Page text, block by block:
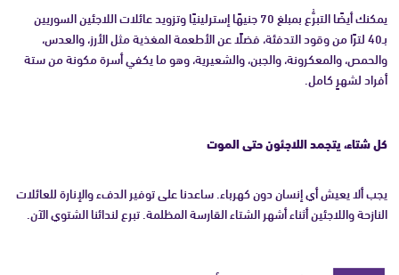
يمكنك أيضًا التبرُّع بمبلغ 70 جنيهًا إسترلينيًا وتزويد عائلات اللاجئين السوريين
بـ40 لترًا من وقود التدفئة، فضلًا عن الأطعمة المغذية مثل الأرز، والعدس،
والحمص، والمعكرونة، والجبن، والشعيرية، وهو ما يكفي أسرة مكونة من ستة
أفراد لشهرٍ كامل.
كل شتاء، يتجمد اللاجئون حتى الموت
يجب ألا يعيش أي إنسان دون كهرباء. ساعدنا على توفير الدفء والإنارة للعائلات
النازحة واللاجئين أثناء أشهر الشتاء القارسة المظلمة. تبرع لندائنا الشتوي الآن.